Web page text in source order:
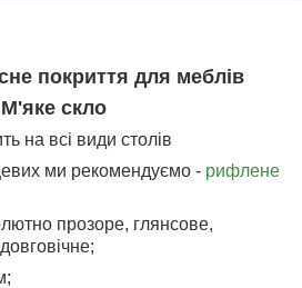
покриття для меблів
М'яке скло
на всі види столів
ми рекомендуємо - рифлене
прозоре, глянсове,